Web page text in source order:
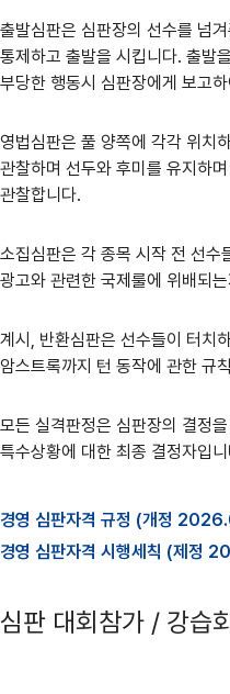
출발심판은 심판장의 선수를 넘
통제하고 출발을 시킵니다. 출발
부당한 행동시 심판장에게 보고
영법심판은 풀 양쪽에 각각 위치
관찰하며 선두와 후미를 유지하
관찰합니다.
소집심판은 각 종목 시작 전 선수
광고와 관련한 국제룰에 위배되
계시, 반환심판은 선수들이 터치
암스트록까지 턴 동작에 관한 규
모든 실격판정은 심판장의 결정
특수상황에 대한 최종 결정자입
경영 심판자격 규정 (개정
경영 심판자격 시행세칙 (제정
심판 대회참가 / 강습